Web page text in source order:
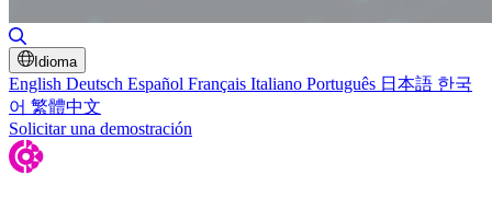
Idioma
English Deutsch Español Français Italiano Português 日本語 한국
어 繁體中文
Solicitar una demostración